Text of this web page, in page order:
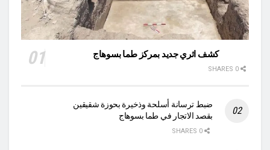
كشف اثري جديد بمركز طما بسوهاج
ضبط ترسانة أسلحة وذخيرة بحوزة شقيقين
بقصد الاتجار في طما بسوهاج